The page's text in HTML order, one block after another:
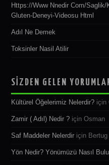
Https://www Nnedir Com/saglik/
Gluten-Deneyi-Videosu Html
Adıl Ne Demek
Toksinler Nasil Atilir
SİZDEN GELEN
Kültürel Öğelerimiz Nelerdir? için
Zamir ( Adıl) Nedir ? içinOsman
Saf Maddeler Nelerdir için Bertug
Yön Nedir? Yönümüzü Nasıl